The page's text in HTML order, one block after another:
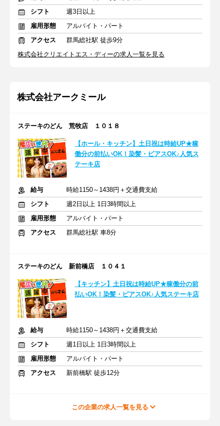
シフト
週3日以上
雇用形態
アルバイト・パート
アクセス
群馬総社駅 徒歩9分
株式会社クリエイトエス・ディーの求人一覧を見る
株式会社アークミール
ステーキのどん 荒牧店 １０１８
【ホール・キッチン】土日祝は時給UP★稼
働分の前払いOK！染髪・ピアスOK♪人気ス
テーキ店
給与
時給1150～1438円＋交通費支給
シフト
週2日以上 1日3時間以上
雇用形態
アルバイト・パート
アクセス
群馬総社駅 車8分
ステーキのどん 新前橋店 １０４１
【キッチン】土日祝は時給UP★稼働分の前
払いOK！染髪・ピアスOK♪人気ステーキ店
給与
時給1150～1438円＋交通費支給
シフト
週1日以上 1日3時間以上
雇用形態
アルバイト・パート
アクセス
新前橋駅 徒歩12分
この企業の求人一覧を見る